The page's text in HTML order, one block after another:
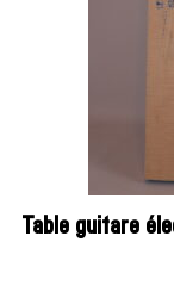
Table guitare